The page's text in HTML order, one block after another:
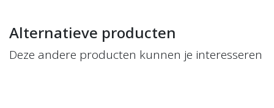
Alternatieve producten
Deze andere producten kunnen je interesseren